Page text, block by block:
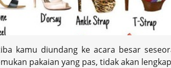
kamu diundang ke acara besar
pakaian yang pas, tidak akan